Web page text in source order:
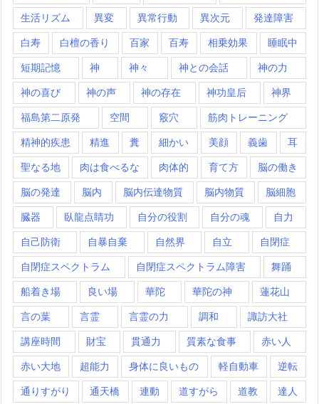
生活リズム 異変 異常行動 異次元 発達障害
白寿 白檀の香り 百家 百寿 相乗効果 睡眠中
短期記憶 神 神々 神との会話 神の力
神の喜び 神の声 神の存在 神功皇后 神界
福島第二原発 空間 竅穴 筋肉トレーニング
精神的疾患 精進 糞 細かい 美顔 義歯 耳
聖なる地 肉は食べるな 肉体的 育て方 脳の働き
脳の発達 脳内 脳内伝達物質 脳内物質 脳細胞
臓器 臥龍点睛功 自分の役割 自分の魂 自力
自己防衛 自暴自棄 自然界 自立 自閉症
自閉症スペクトラム 自閉症スペクトラム障害 舞踊
船着き場 良い場 華陀 華陀の神 蓮花山
言の葉 言霊 言霊の力 調和 諏訪大社
講座時間 財宝 貫通力 質素な食事 赤い人
赤い大地 超能力 身体に良いもの 軽自動車 逆転
通りすがり 通天橋 連動 道すがら 道教 達人